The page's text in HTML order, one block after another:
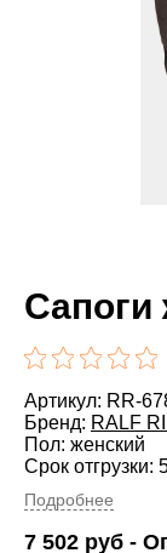
Сапоги
Артикул: RR-
Бренд: RALF
Пол: женский
Срок отгрузки:
Подробнее
7 502 руб -